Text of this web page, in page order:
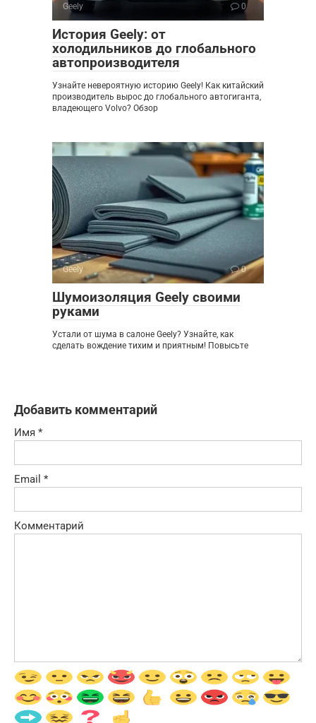
Geely 0
История Geely: от
холодильников до глобального
автопроизводителя
Узнайте невероятную историю Geely! Как китайский
производитель вырос до глобального автогиганта,
владеющего Volvo? Обзор
Geely 0
Шумоизоляция Geely своими
руками
Устали от шума в салоне Geely? Узнайте, как
сделать вождение тихим и приятным! Повысьте
Добавить комментарий
Имя *
Email *
Комментарий